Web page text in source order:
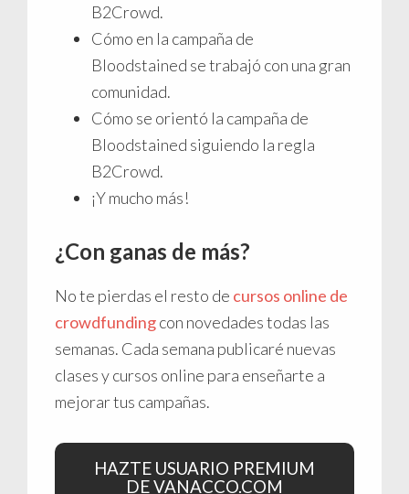
B2Crowd.
Cómo en la campaña de
Bloodstained se trabajó con una gran
comunidad.
Cómo se orientó la campaña de
Bloodstained siguiendo la regla
B2Crowd.
¡Y mucho más!
¿Con ganas de más?
No te pierdas el resto de cursos online de
crowdfundingcon novedades todas las
semanas. Cada semana publicaré nuevas
clases y cursos online para enseñarte a
mejorar tus campañas.
HAZTE USUARIO PREMIUM
DE VANACCO.COM